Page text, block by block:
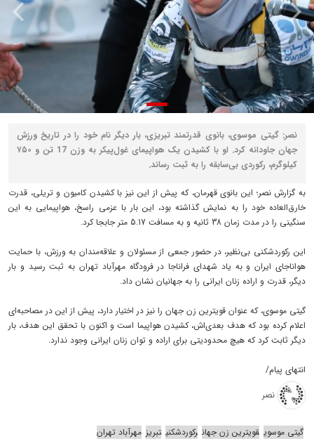
نصر: گیتی موسوی، بانوی قدرتمند تبریزی، بار دیگر نام خود را در تاریخ ورزش
جهان جاودانه کرد. او با کشیدن یک هواپیمای غول‌پیکر به وزن 17 تن و ۷۵۰
کیلوگرم، رکوردی بی‌سابقه را به ثبت رساند.
به گزارش نصر؛ این بانوی قهرمان، که پیش از این نیز با کشیدن کامیون و تریلی، قدرت
خارق‌العاده خود را به نمایش گذاشته بود، این بار با عزمی راسخ، هواپیمایی به این
سنگینی را در مدت زمان 38 ثانیه و به مسافت 5.17 متر جابجا کرد.
این رکوردشکنی بی‌نظیر، در حضور جمعی از مسئولان و علاقه‌مندان به ورزش، با حمایت
هواناجای ایران و به یاد شهدای فراناجا در فرودگاه مهرآباد تهران به ثبت رسید و بار
دیگر، قدرت و اراده زنان ایرانی را به جهانیان نشان داد.
گیتی موسوی، که عنوان قویترین زن جهان را نیز در اختیار دارد، پیش از این در مصاحبه‌ای
اعلام کرده بود که هدف بعدی‌اش، کشیدن هواپیما است و اکنون با تحقق این هدف، بار
دیگر ثابت کرد که هیچ محدودیتی برای اراده و توان زنان ایرانی وجود ندارد.
انتهای پیام/
نصر
گیتی موسوی قویترین زن جهان رکوردشکنی تبریز مهرآباد تهران